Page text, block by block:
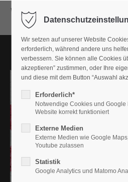
Wir setzen auf unserer Website
erforderlich, während andere uns
verbessern. Sie können alle Cookies
akzeptieren” zustimmen, oder Ihre
und diese mit dem Button “Auswahl
Erforderlich*
Notwendige Cookies und
Website korrekt funktioniert
Externe Medien
Externe Medien wie Google
Youtube zulassen
Statistik
Google Analytics und Matomo